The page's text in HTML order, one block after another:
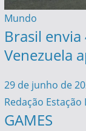
Mundo
Brasil
Venezuela
29 de junho de
Redação Estação
GAMES